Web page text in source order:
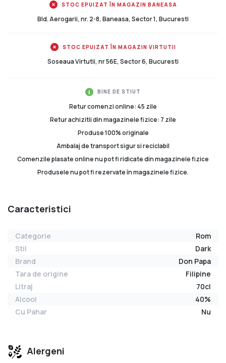
STOC EPUIZAT ÎN MAGAZIN BANEASA
Bld. Aerogarii, nr. 2-8, Baneasa, Sector 1, Bucuresti
STOC EPUIZAT ÎN MAGAZIN VIRTUTII
Soseaua Virtutii, nr 56E, Sector 6, Bucuresti
BINE DE STIUT
Retur comenzi online: 45 zile
Retur achizitii din magazinele fizice: 7 zile
Produse 100% originale
Ambalaj de transport sigur si reciclabil
Comenzile plasate online nu pot fi ridicate din magazinele fizice
Produsele nu pot fi rezervate în magazinele fizice.
Caracteristici
Categorie
Rom
Stil
Dark
Brand
Don Papa
Tara de origine
Filipine
Litraj
70cl
Alcool
40%
Cu Pahar
Nu
Alergeni